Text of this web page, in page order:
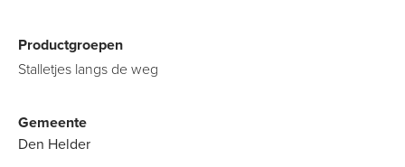
Productgroepen
Stalletjes langs de weg
Gemeente
Den Helder